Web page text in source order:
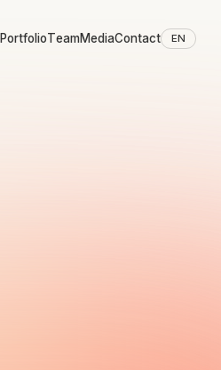
PortfolioTeamMediaContact EN